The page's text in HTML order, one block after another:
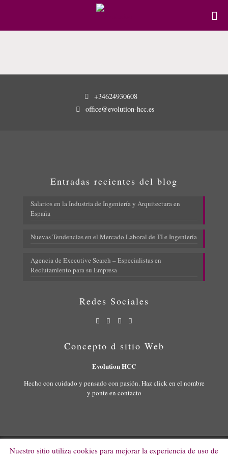
+34624930608
office@evolution-hcc.es
Entradas recientes del blog
Salarios en la Industria de Ingeniería y Arquitectura en
España
Nuevas Tendencias en el Mercado Laboral de TI e Ingeniería
Agencia de Executive Search – Especialistas en
Reclutamiento para su Empresa
Redes Sociales
Concepto d sitio Web
Evolution HCC
Hecho con cuidado y pensado con pasión. Haz click en el nombre
y ponte en contacto
Nuestro sitio utiliza cookies para mejorar la experiencia de uso de